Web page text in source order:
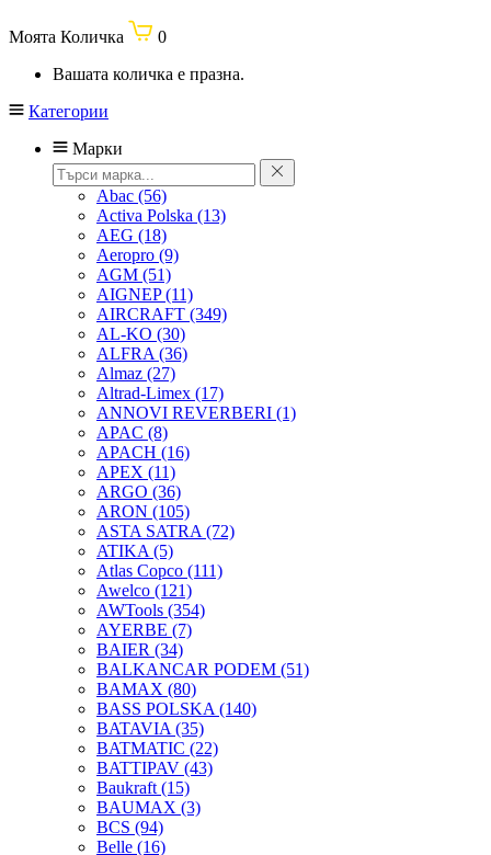
Моята Количка
0
Вашата количка е празна.
Категории
Марки
Abac (56)
Activa Polska (13)
AEG (18)
Aeropro (9)
AGM (51)
AIGNEP(11)
AIRCRAFT (349)
AL-KO (30)
ALFRA (36)
Almaz (27)
Altrad-Limex (17)
ANNOVI REVERBERI (1)
APAC (8)
APACH (16)
APEX (11)
ARGO (36)
ARON (105)
ASTA SATRA (72)
ATIKA (5)
Atlas Copco (111)
Awelco (121)
AWTools (354)
AYERBE (7)
BAIER (34)
BALKANCAR PODEM (51)
BAMAX (80)
BASS POLSKA (140)
BATAVIA (35)
BATMATIC (22)
BATTIPAV (43)
Baukraft (15)
BAUMAX (3)
BCS (94)
Belle (16)